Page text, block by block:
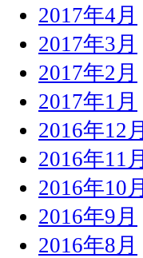
2017年4月
2017年3月
2017年2月
2017年1月
2016年12月
2016年11月
2016年10月
2016年9月
2016年8月